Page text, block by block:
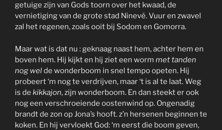
getuige zijn van Gods toorn over het kwaad, de
vernietiging van de grote stad Ninevé. Vuur en zwavel
zal het regenen, zoals ooit bij Sodom en Gomorra.
Maar wat is dat nu : geknaag naast hem, achter hem en
boven hem. Hij kijkt en hij ziet een worm met tanden
nog welde wonderboom in snel tempo opeten. Hij
probeert ‘m nog te verdrijven, maar ‘t is al te laat. Weg
is de kikkajon, zijn wonderboom. En dan steekt er ook
nog een verschroeiende oostenwind op. Ongenadig
brandt de zon op Jona’s hooft. z’n hersenen beginnen te
koken. En hij vervloekt God: ‘m eerst die boom geven,